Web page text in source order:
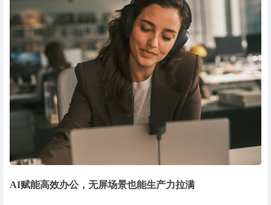
AI赋能高效办公，无屏场景也能生产力拉满